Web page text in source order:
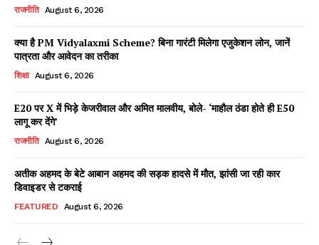
Facebook
Read Latest News on AIN
NEWS 1 App
राजनीति August 6, 2026
क्या है PM Vidyalaxmi Scheme? बिना गारंटी मिलेगा एजुकेशन लोन, जानें
पात्रता और आवेदन का तरीका
शिक्षा August 6, 2026
E20 पर X में भिड़े केजरीवाल और अमित मालवीय, बोले- ‘माहौल ठंडा होते ही E50
लागू कर देंगे’
राजनीति August 6, 2026
अतीक अहमद के बेटे आबान अहमद की सड़क हादसे में मौत, झांसी जा रही कार
डिवाइडर से टकराई
FEATURED August 6, 2026